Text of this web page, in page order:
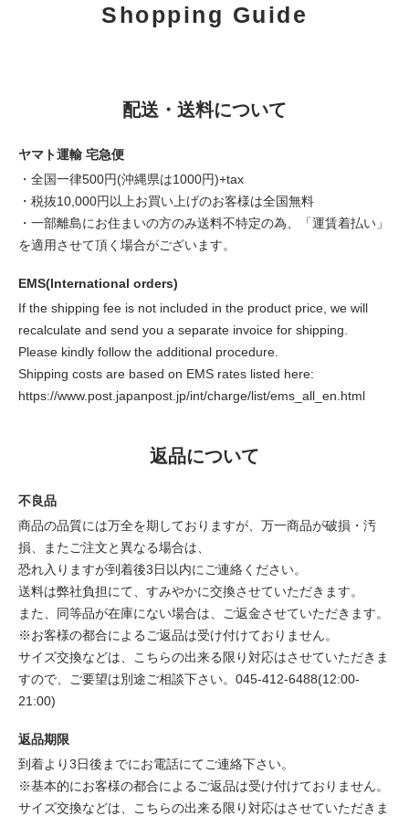
Shopping Guide
配送・送料について
ヤマト運輸 宅急便
・全国一律500円(沖縄県は1000円)+tax
・税抜10,000円以上お買い上げのお客様は全国無料
・一部離島にお住まいの方のみ送料不特定の為、「運賃着払い」
を適用させて頂く場合がございます。
EMS(International orders)
If the shipping fee is not included in the product price, we will
recalculate and send you a separate invoice for shipping.
Please kindly follow the additional procedure.
Shipping costs are based on EMS rates listed here:
https://www.post.japanpost.jp/int/charge/list/ems_all_en.html
返品について
不良品
商品の品質には万全を期しておりますが、万一商品が破損・汚
損、またご注文と異なる場合は、
恐れ入りますが到着後3日以内にご連絡ください。
送料は弊社負担にて、すみやかに交換させていただきます。
また、同等品が在庫にない場合は、ご返金させていただきます。
※お客様の都合によるご返品は受け付けておりません。
サイズ交換などは、こちらの出来る限り対応はさせていただきま
すので、ご要望は別途ご相談下さい。045-412-6488(12:00-
21:00)
返品期限
到着より3日後までにお電話にてご連絡下さい。
※基本的にお客様の都合によるご返品は受け付けておりません。
サイズ交換などは、こちらの出来る限り対応はさせていただきま